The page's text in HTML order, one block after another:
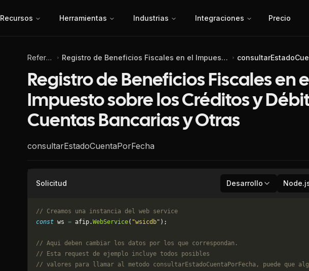
Recursos Herramientas Industrias Integraciones Precio
Referencia de API Registro de Beneficios Fiscales en el Impuesto sobre los Créditos y Débitos en Cuentas Bancarias y Otras
Registro de Beneficios Fiscales en el
Impuesto sobre los Créditos y
Cuentas Bancarias y Otras
consultarEstadoCuentaPorFecha
Solicitud Desarrollo
// Creamos una instancia del web service
const ws = afip.WebService( "wsicdb" );
// Aqui deben cambiar los datos por los que correspondan.
// Esta request de ejemplo incluye todos posibles
// valores para llamar al metodo consultarEstadoCuentaPorFecha, puede que